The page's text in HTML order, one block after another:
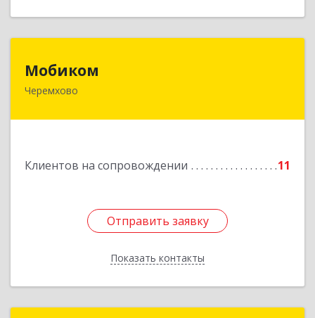
Мобиком
Черемхово
Клиентов на сопровождении 11
Отправить заявку
Показать контакты
Отправить заявку
Назад